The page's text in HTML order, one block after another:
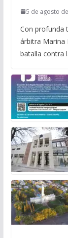
5 de agosto
Con profunda
árbitra Marina
batalla contra